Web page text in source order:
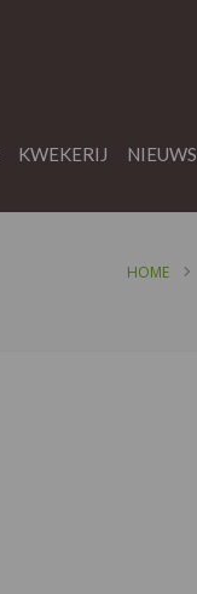
KWEKERIJ NIEUWS
HOME